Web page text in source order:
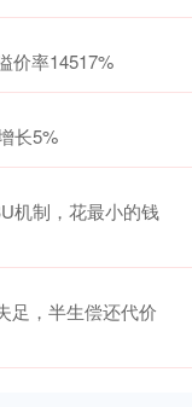
价率14517%
长5%
机制，花最小的钱
足，半生偿还代价